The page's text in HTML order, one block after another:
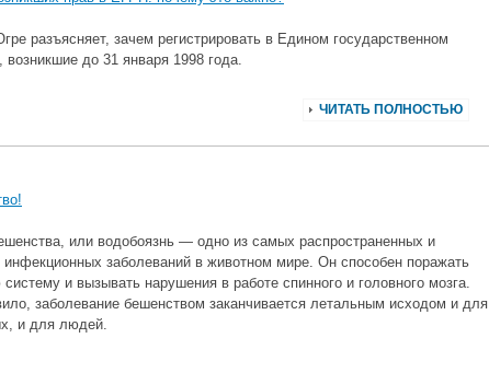
разъясняет, зачем регистрировать в Едином государственном
до 31 января 1998 года.
ЧИТАТЬ ПОЛНОСТЬЮ
или водобоязнь — одно из самых распространенных и
инфекционных заболеваний в животном мире. Он способен поражать
и вызывать нарушения в работе спинного и головного мозга.
заболевание бешенством заканчивается летальным исходом и для
и для людей.